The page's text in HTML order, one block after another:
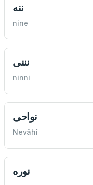
ننه
nine
نننی
ninni
نواحی
Nevâhî
نوره